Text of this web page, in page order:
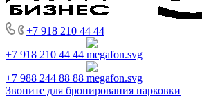
+7 918 210 44 44
+7 918 210 44 44
+7 988 244 88 88
Звоните для бронирования парковки